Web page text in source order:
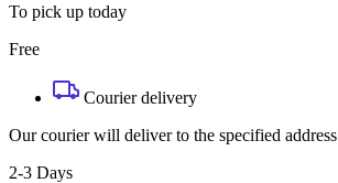
To pick up today
Free
Courier delivery
Our courier will deliver to the specified address
2-3 Days